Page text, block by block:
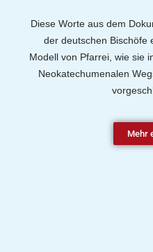
Diese Worte aus dem
der deutschen Bischöfe
Modell von Pfarrei, wie sie
Neokatechumenalen
Mehr